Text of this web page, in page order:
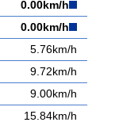
0.00km/h
0.00km/h
5.76km/h
9.72km/h
9.00km/h
15.84km/h